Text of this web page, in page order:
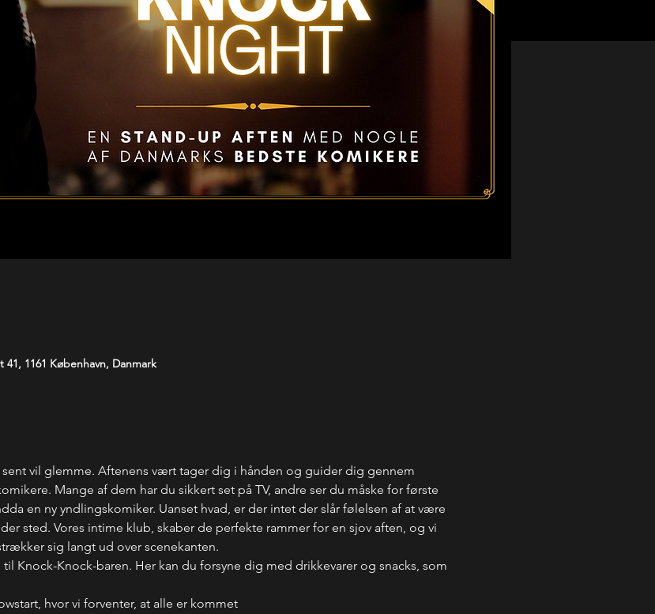
1161 København, Danmark
vil glemme. Aftenens vært tager dig i hånden og guider dig gennem
Mange af dem har du sikkert set på TV, andre ser du måske for første
en ny yndlingskomiker. Uanset hvad, er der intet der slår følelsen af at være
sted. Vores intime klub, skaber de perfekte rammer for en sjov aften, og vi
sig langt ud over scenekanten.
Knock-Knock-baren. Her kan du forsyne dig med drikkevarer og snacks, som
hvor vi forventer, at alle er kommet